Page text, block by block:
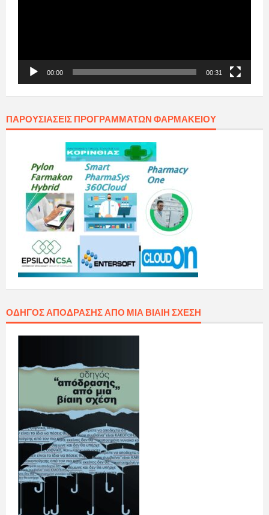
00:00 00:31
ΠΑΡΟΥΣΙΆΣΕΙΣ ΠΡΟΓΡΑΜΜΆΤΩΝ ΦΑΡΜΑΚΕΊΟΥ
ΟΔΗΓΌΣ ΑΠΌΔΡΑΣΗΣ ΑΠΌ ΜΙΑ ΒΊΑΙΗ ΣΧΈΣΗ